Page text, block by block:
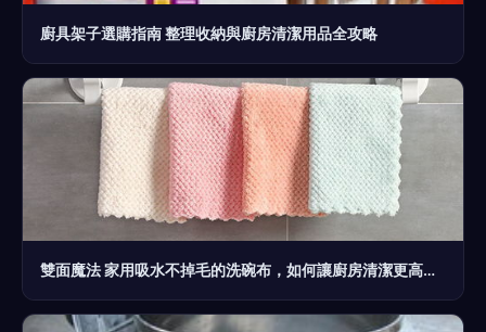
廚具架子選購指南 整理收納與廚房清潔用品全攻略
雙面魔法 家用吸水不掉毛的洗碗布，如何讓廚房清潔更高效？